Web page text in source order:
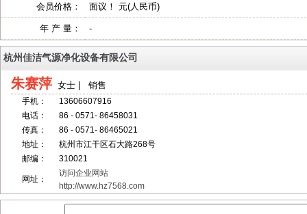
会员价格： 面议！ 元(人民币)
年 产 量： -
杭州佳洁气源净化设备有限公司
朱赛萍 女士 | 销售
手机：
13606607916
电话：
86 - 0571- 86458031
传真：
86 - 0571- 86465021
地址：
杭州市江干区石大路268号
邮编：
310021
网址：
访问企业网站
http://www.hz7568.com